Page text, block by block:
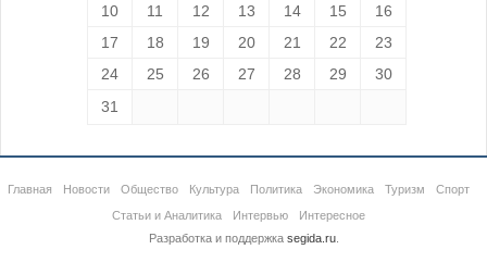
10
11 12 13 14 15
16
17
18 19 20 21 22
23
24
25 26 27 28 29
30
31
Главная Новости Общество Культура Политика Экономика Туризм
Спорт
Статьи и Аналитика
Интервью
Интересное
Разработка и поддержка segida.ru.